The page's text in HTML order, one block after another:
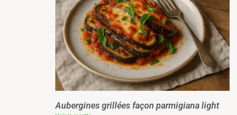
Aubergines grillées façon parmigiana light